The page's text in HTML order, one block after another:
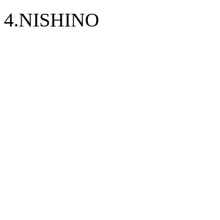
4.NISHINO